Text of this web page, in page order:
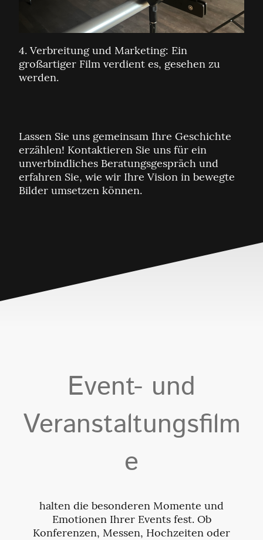
4. Verbreitung und Marketing: Ein
großartiger Film verdient es, gesehen zu
werden.
Lassen Sie uns gemeinsam Ihre Geschichte
erzählen! Kontaktieren Sie uns für ein
unverbindliches Beratungsgespräch und
erfahren Sie, wie wir Ihre Vision in bewegte
Bilder umsetzen können.
Event- und
Veranstaltungsfilm
e
halten die besonderen Momente und
Emotionen Ihrer Events fest. Ob
Konferenzen, Messen, Hochzeiten oder